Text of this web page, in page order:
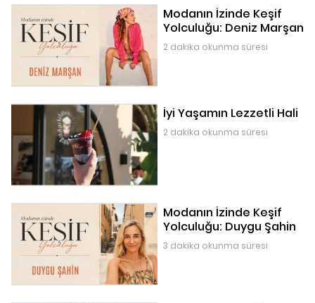
Modanın İzinde Keşif
Yolculuğu: Deniz Marşan
2 dakika okunma süresi
İyi Yaşamın Lezzetli Hali
2 dakika okunma süresi
Modanın İzinde Keşif
Yolculuğu: Duygu Şahin
3 dakika okunma süresi